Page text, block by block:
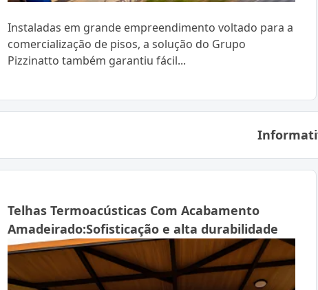
Instaladas em grande empreendimento voltado para a
comercialização de pisos, a solução do Grupo
Pizzinatto também garantiu fácil...
Telhas Termoacústicas Com Acabamento
Amadeirado:Sofisticação e alta durabilidade